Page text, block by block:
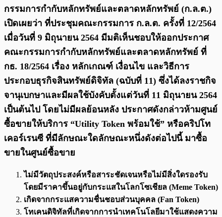
กรรมการกำกับหลักทรัพย์และตลาดหลักทรัพย์ (ก.ล.ต.)
เปิดเผยว่า ที่ประชุมคณะกรรมการ ก.ล.ต. ครั้งที่ 12/2564
เมื่อวันที่ 9 มิถุนายน 2564 มีมติเห็นชอบให้ออกประกาศ
คณะกรรมการกำกับหลักทรัพย์และตลาดหลักทรัพย์ ที่
กธ. 18/2564 เรื่อง หลักเกณฑ์ เงื่อนไข และวิธีการ
ประกอบธุรกิจสินทรัพย์ดิจิทัล (ฉบับที่ 11) ซึ่งได้ลงราชกิจ
จานุเบกษาและมีผลใช้บังคับตั้งแต่วันที่ 11 มิถุนายน 2564
เป็นต้นไป โดยไม่มีผลย้อนหลัง ประกาศดังกล่าวห้ามศูนย์
ซื้อขายให้บริการ “Utility Token พร้อมใช้” หรือคริปโท
เคอร์เรนซี ที่มีลักษณะใดลักษณะหนึ่งดังต่อไปนี้ มาซื้อ
ขายในศูนย์ซื้อขาย
ไม่มีวัตถุประสงค์หรือสาระชัดเจนหรือไม่มีสิ่งใดรองรับ
โดยมีราคาขึ้นอยู่กับกระแสในโลกโซเชียล (Meme Token)
เกิดจากกระแสความชื่นชอบส่วนบุคคล (Fan Token)
โทเคนดิจิทัลที่เกิดจากการนำเทคโนโลยีมาใช้แสดงความ